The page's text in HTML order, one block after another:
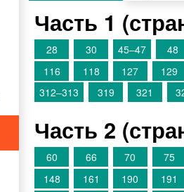
Часть 1
28
30 45–47 48
116
118 127 129
312–313
319 321
Часть 2
60
66 70 75
148
161 190 191